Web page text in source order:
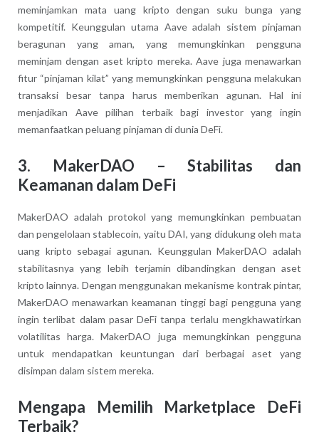
meminjamkan mata uang kripto dengan suku bunga yang
kompetitif. Keunggulan utama Aave adalah sistem pinjaman
beragunan yang aman, yang memungkinkan pengguna
meminjam dengan aset kripto mereka. Aave juga menawarkan
fitur “pinjaman kilat” yang memungkinkan pengguna melakukan
transaksi besar tanpa harus memberikan agunan. Hal ini
menjadikan Aave pilihan terbaik bagi investor yang ingin
memanfaatkan peluang pinjaman di dunia DeFi.
3. MakerDAO – Stabilitas dan
Keamanan dalam DeFi
MakerDAO adalah protokol yang memungkinkan pembuatan
dan pengelolaan stablecoin, yaitu DAI, yang didukung oleh mata
uang kripto sebagai agunan. Keunggulan MakerDAO adalah
stabilitasnya yang lebih terjamin dibandingkan dengan aset
kripto lainnya. Dengan menggunakan mekanisme kontrak pintar,
MakerDAO menawarkan keamanan tinggi bagi pengguna yang
ingin terlibat dalam pasar DeFi tanpa terlalu mengkhawatirkan
volatilitas harga. MakerDAO juga memungkinkan pengguna
untuk mendapatkan keuntungan dari berbagai aset yang
disimpan dalam sistem mereka.
Mengapa Memilih Marketplace DeFi
Terbaik?